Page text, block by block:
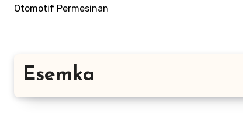
Otomotif Permesinan
Esemka